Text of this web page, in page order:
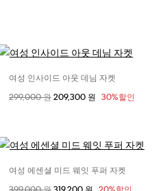
사이즈 선택
XS
S
여성 인사이드 아웃 데님 자켓
할인 전 가격
299,000 원할인된 가격
209,300 원 30%할인
사이즈 선택
여성 에센셜 미드 웨잇 푸퍼 자켓